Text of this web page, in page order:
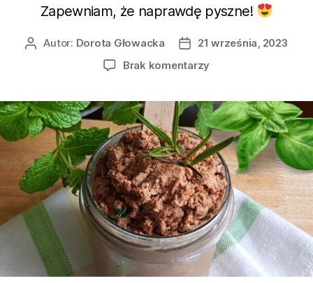
Zapewniam, że naprawdę pyszne!
Autor: Dorota Głowacka
21 września, 2023
Brak komentarzy